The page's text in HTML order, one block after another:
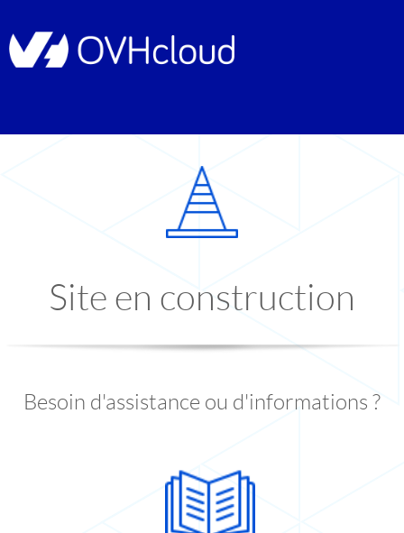
Site en construction
Besoin d'assistance ou d'informations ?